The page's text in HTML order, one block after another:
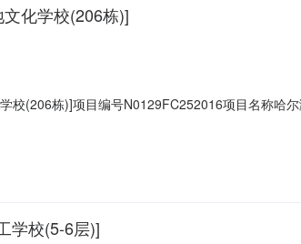
化学校(206栋)]
校(206栋)]项目编号N0129FC252016项目名称哈
学校(5-6层)]